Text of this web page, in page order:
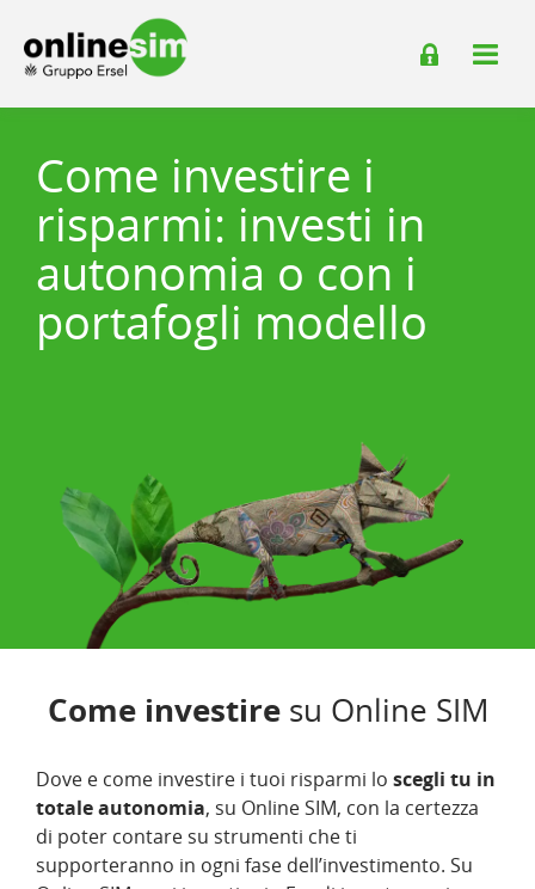
Come investire i
risparmi: investi in
autonomia o con i
portafogli modello
Come investire su Online SIM
Dove e come investire i tuoi risparmi lo scegli tu in
totale autonomia, su Online SIM, con la certezza
di poter contare su strumenti che ti
supporteranno in ogni fase dell’investimento. Su